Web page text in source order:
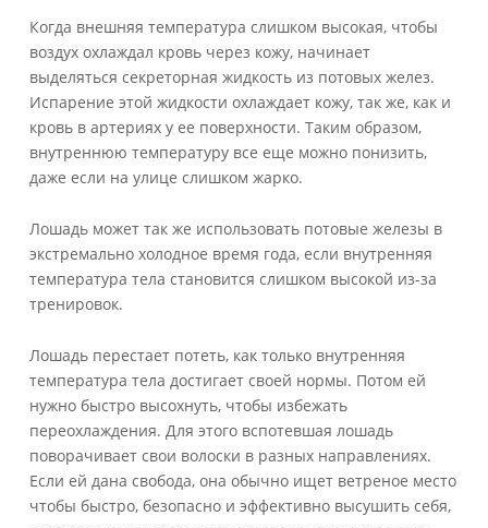
Когда внешняя температура слишком высокая, чтобы
воздух охлаждал кровь через кожу, начинает
выделяться секреторная жидкость из потовых желез.
Испарение этой жидкости охлаждает кожу, так же, как и
кровь в артериях у ее поверхности. Таким образом,
внутреннюю температуру все еще можно понизить,
даже если на улице слишком жарко.
Лошадь может так же использовать потовые железы в
экстремально холодное время года, если внутренняя
температура тела становится слишком высокой из-за
тренировок.
Лошадь перестает потеть, как только внутренняя
температура тела достигает своей нормы. Потом ей
нужно быстро высохнуть, чтобы избежать
переохлаждения. Для этого вспотевшая лошадь
поворачивает свои волоски в разных направлениях.
Если ей дана свобода, она обычно ищет ветреное место
чтобы быстро, безопасно и эффективно высушить себя,